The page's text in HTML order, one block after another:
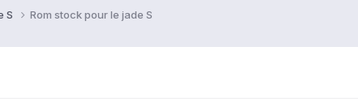
S Rom stock pour le jade S